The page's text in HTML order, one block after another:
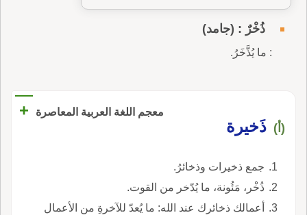
ذُخْرٌ : (جامد)
: ما يُذَّخَرُ.
معجم اللغة العربية المعاصرة +
(أ) ذَخيرة
جمع ذخيرات وذخائرُ.
ذُخْر، مَئُونة، ما يُدّخر من القوت.
أعمالك ذخائرك عند الله: ما يُعدّ للآخرةِ من الأعمال